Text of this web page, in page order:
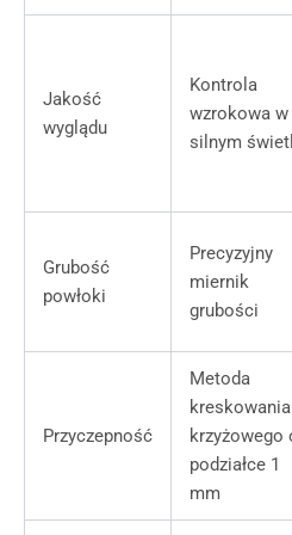
Jakość
wyglądu
Kontrola
wzrokowa w
silnym
Grubość
powłoki
Precyzyjny
miernik
grubości
Przyczepność
Metoda
kreskowania
krzyżowego
podziałce 1
mm